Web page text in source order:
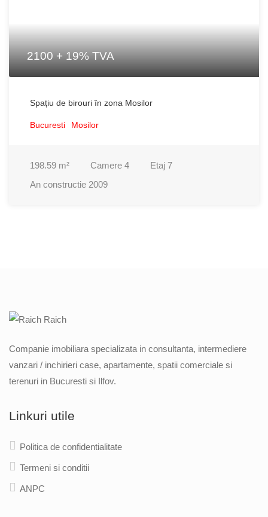
2100 + 19% TVA
Spațiu de birouri în zona Mosilor
Bucuresti Mosilor
198.59 m² Camere 4 Etaj 7
An constructie 2009
Companie imobiliara specializata in consultanta, intermediere
vanzari / inchirieri case, apartamente, spatii comerciale si
terenuri in Bucuresti si Ilfov.
Linkuri utile
Politica de confidentialitate
Termeni si conditii
ANPC